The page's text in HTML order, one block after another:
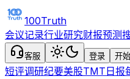
100Truth
会议记录行业研究财报预测
客服 登录 开
短评调研纪要美股TMT日报